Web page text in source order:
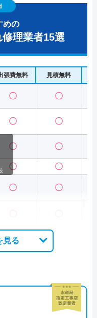
めの
修理業者15選
張費無料 見積無料
〇 〇
〇 〇
〇 〇
〇 〇
〇 〇
見る